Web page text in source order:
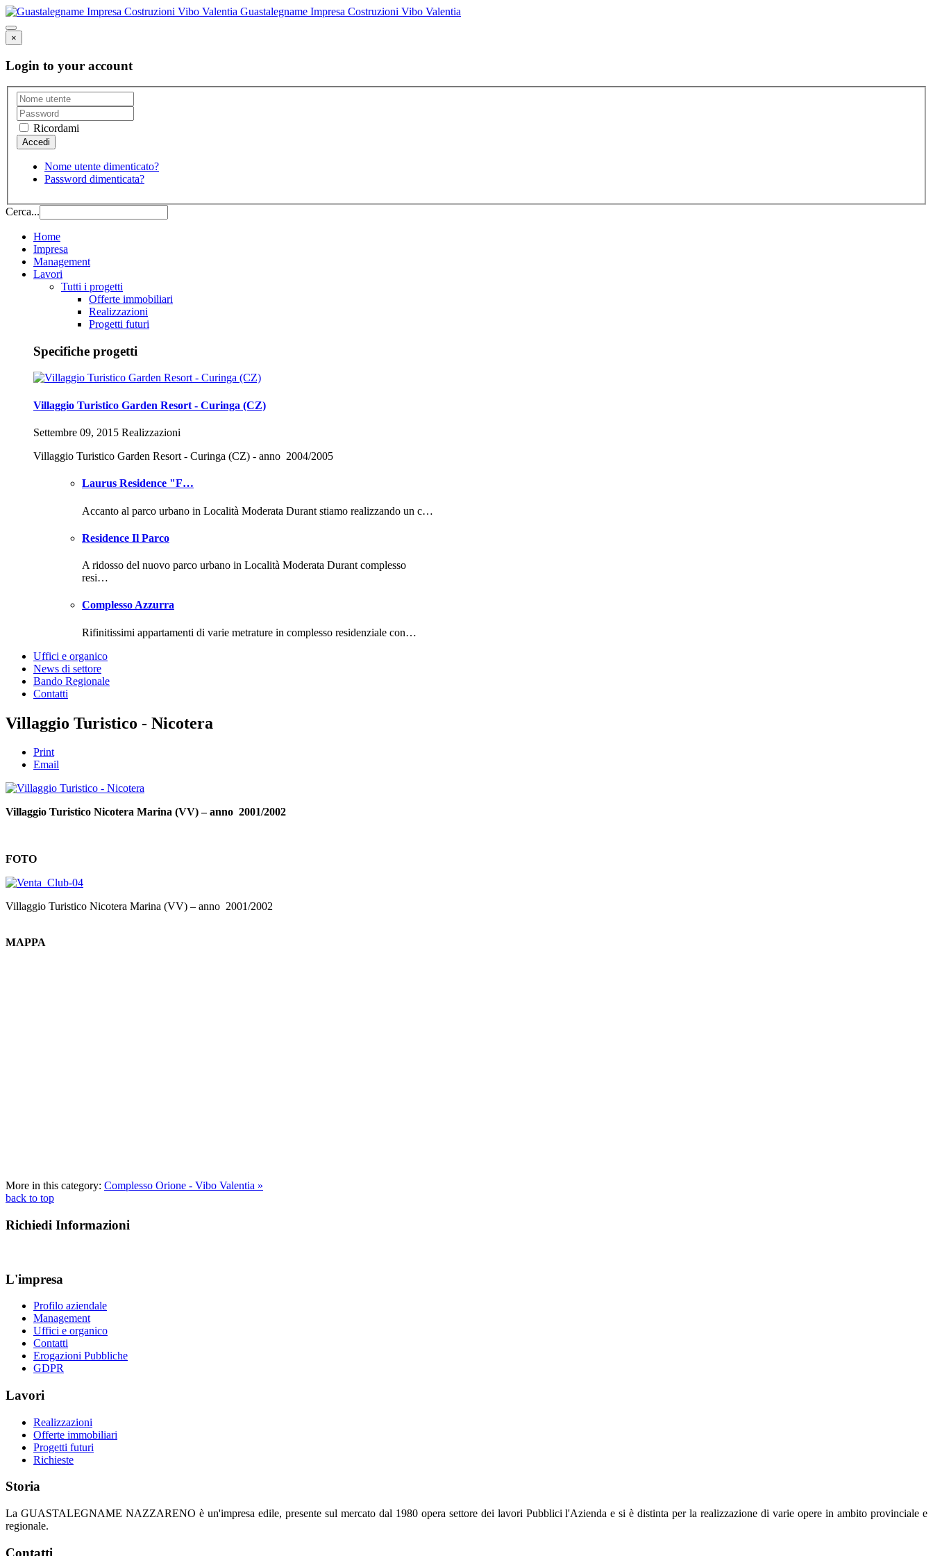
Guastalegname Impresa Costruzioni Vibo Valentia
×
Login to your account
Ricordami
Nome utente dimenticato?
Password dimenticata?
Cerca...
Home
Impresa
Management
Lavori
Tutti i progetti
Offerte immobiliari
Realizzazioni
Progetti futuri
Specifiche progetti
Villaggio Turistico Garden Resort - Curinga (CZ)
Settembre 09, 2015 Realizzazioni
Villaggio Turistico Garden Resort - Curinga (CZ) - anno 2004/2005
Laurus Residence "F…
Accanto al parco urbano in Località Moderata Durant stiamo realizzando un c…
Residence Il Parco
A ridosso del nuovo parco urbano in Località Moderata Durant complesso
resi…
Complesso Azzurra
Rifinitissimi appartamenti di varie metrature in complesso residenziale con…
Uffici e organico
News di settore
Bando Regionale
Contatti
Villaggio Turistico - Nicotera
Print
Email
Villaggio Turistico Nicotera Marina (VV) – anno 2001/2002
FOTO
Villaggio Turistico Nicotera Marina (VV) – anno 2001/2002
MAPPA
More in this category: Complesso Orione - Vibo Valentia »
back to top
Richiedi Informazioni
L'impresa
Profilo aziendale
Management
Uffici e organico
Contatti
Erogazioni Pubbliche
GDPR
Lavori
Realizzazioni
Offerte immobiliari
Progetti futuri
Richieste
Storia
La GUASTALEGNAME NAZZARENO è un'impresa edile, presente sul mercato dal 1980 opera settore dei lavori Pubblici l'Azienda e si è distinta per la realizzazione di varie opere in ambito provinciale e
regionale.
Contatti